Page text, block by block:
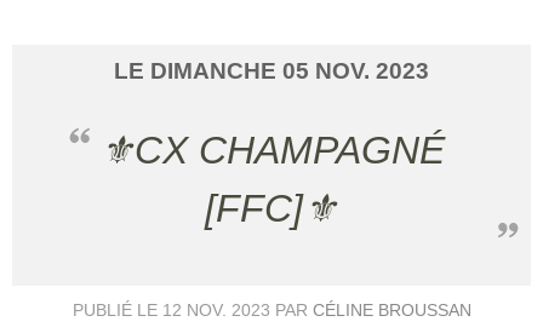
LE DIMANCHE 05 NOV. 2023
⚜️CX CHAMPAGNÉ
[FFC]⚜️
PUBLIÉ LE 12 NOV. 2023 PAR CÉLINE BROUSSAN